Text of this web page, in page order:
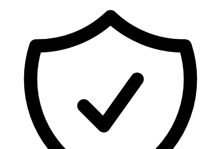
Херсонська область
Хмельницька область
Черкаська область
Особи відповідальні за контактування з
питань укладення договорів
Вивчаємо жестову мову
Дитяча сторінка
Новини про жестову мову
Ресурс для вивчення жестових мов різних країн
ЦУЖМ